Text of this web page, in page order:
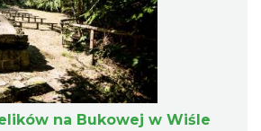
na Bukowej w Wiśle